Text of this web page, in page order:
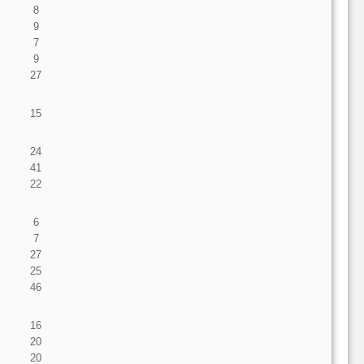
8
9
7
9
27
15
24
41
22
6
7
27
25
46
16
20
20